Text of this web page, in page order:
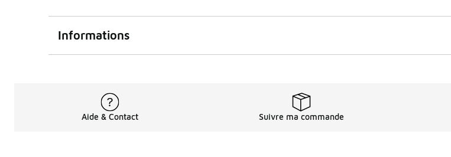
Informations
Aide & Contact Suivre ma commande